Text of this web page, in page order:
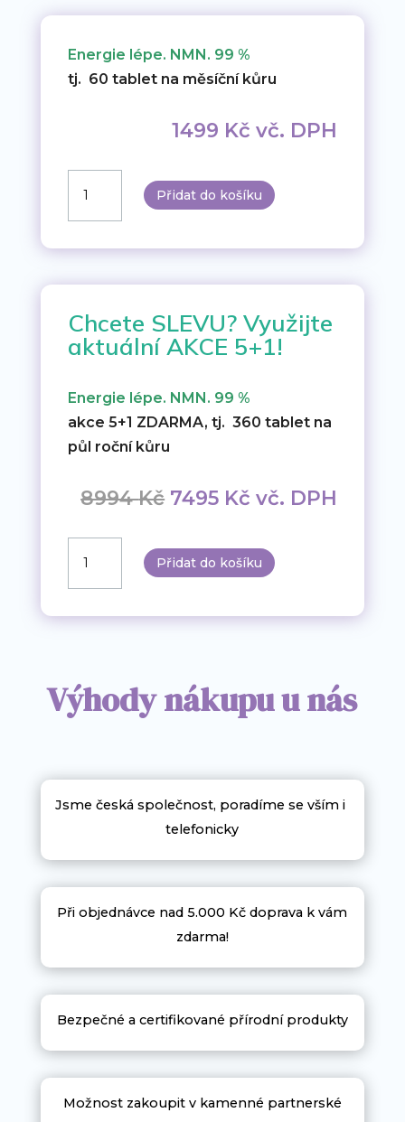
Energie lépe. NMN. 99 %
tj. 60 tablet na měsíční kůru
1499 Kč vč. DPH
lépe.
99
Přidat do košíku
Chcete SLEVU? Využijte
aktuální AKCE 5+1!
Energie lépe. NMN. 99 %
akce 5+1 ZDARMA, tj. 360 tablet na
půl roční kůru
8994Kč Původní
byla:
8994 Kč.
7495 Kč Aktuální
je:
7495 Kč.
vč. DPH
lépe.
99
množství
Přidat do košíku
Výhody nákupu u nás
Jsme česká společnost, poradíme se vším i
telefonicky
Při objednávce nad 5.000 Kč doprava k vám
zdarma!
Bezpečné a certifikované přírodní produkty
Možnost zakoupit v kamenné partnerské